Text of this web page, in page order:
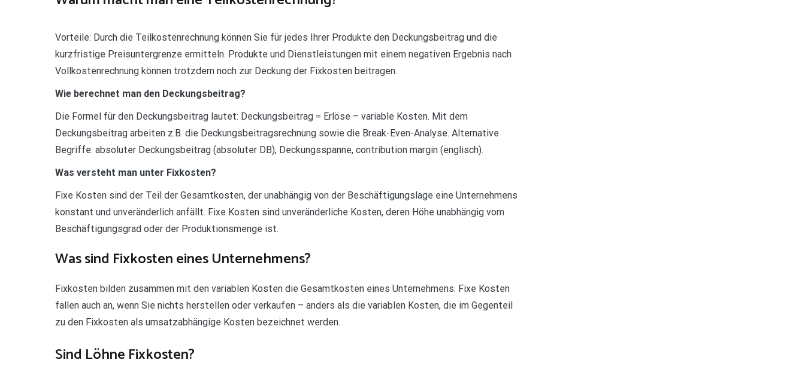
Vorteile: Durch die Teilkostenrechnung können Sie für jedes Ihrer Produkte den Deckungsbeitrag und die
kurzfristige Preisuntergrenze ermitteln. Produkte und Dienstleistungen mit einem negativen Ergebnis nach
Vollkostenrechnung können trotzdem noch zur Deckung der Fixkosten beitragen.
Wie berechnet man den Deckungsbeitrag?
Die Formel für den Deckungsbeitrag lautet: Deckungsbeitrag = Erlöse – variable Kosten. Mit dem
Deckungsbeitrag arbeiten z.B. die Deckungsbeitragsrechnung sowie die Break-Even-Analyse. Alternative
Begriffe: absoluter Deckungsbeitrag (absoluter DB), Deckungsspanne, contribution margin (englisch).
Was versteht man unter Fixkosten?
Fixe Kosten sind der Teil der Gesamtkosten, der unabhängig von der Beschäftigungslage eine Unternehmens
konstant und unveränderlich anfällt. Fixe Kosten sind unveränderliche Kosten, deren Höhe unabhängig vom
Beschäftigungsgrad oder der Produktionsmenge ist.
Was sind Fixkosten eines Unternehmens?
Fixkosten bilden zusammen mit den variablen Kosten die Gesamtkosten eines Unternehmens. Fixe Kosten
fallen auch an, wenn Sie nichts herstellen oder verkaufen – anders als die variablen Kosten, die im Gegenteil
zu den Fixkosten als umsatzabhängige Kosten bezeichnet werden.
Sind Löhne Fixkosten?